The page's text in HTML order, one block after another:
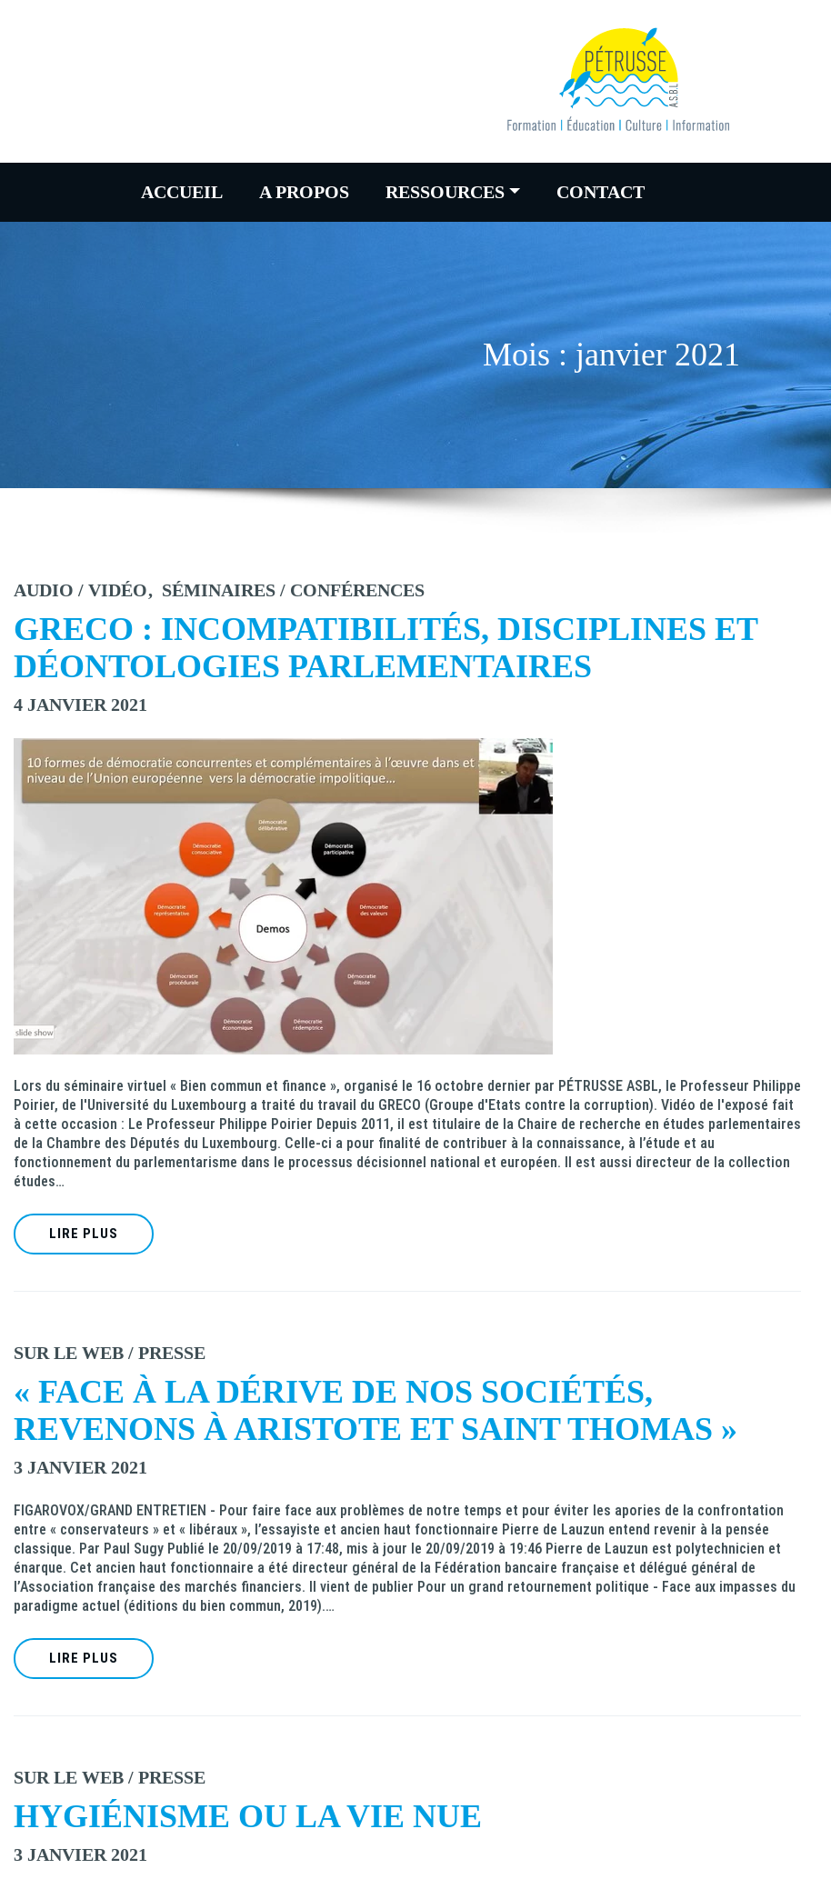
ACCUEIL A PROPOS RESSOURCES CONTACT
Mois :janvier 2021
AUDIO / VIDÉO SÉMINAIRES / CONFÉRENCES
GRECO : INCOMPATIBILITÉS, DISCIPLINES ET
DÉONTOLOGIES PARLEMENTAIRES
4 JANVIER 2021
Lors du séminaire virtuel « Bien commun et finance », organisé le 16 octobre dernier par PÉTRUSSE ASBL, le Professeur Philippe
Poirier, de l'Université du Luxembourg a traité du travail du GRECO (Groupe d'Etats contre la corruption). Vidéo de l'exposé fait
à cette occasion : Le Professeur Philippe Poirier Depuis 2011, il est titulaire de la Chaire de recherche en études parlementaires
de la Chambre des Députés du Luxembourg. Celle-ci a pour finalité de contribuer à la connaissance, à l’étude et au
fonctionnement du parlementarisme dans le processus décisionnel national et européen. Il est aussi directeur de la collection
études…
LIRE PLUS
SUR LE WEB / PRESSE
« FACE À LA DÉRIVE DE NOS SOCIÉTÉS,
REVENONS À ARISTOTE ET SAINT THOMAS »
3 JANVIER 2021
FIGAROVOX/GRAND ENTRETIEN - Pour faire face aux problèmes de notre temps et pour éviter les apories de la confrontation
entre « conservateurs » et « libéraux », l’essayiste et ancien haut fonctionnaire Pierre de Lauzun entend revenir à la pensée
classique. Par Paul Sugy Publié le 20/09/2019 à 17:48, mis à jour le 20/09/2019 à 19:46 Pierre de Lauzun est polytechnicien et
énarque. Cet ancien haut fonctionnaire a été directeur général de la Fédération bancaire française et délégué général de
l’Association française des marchés financiers. Il vient de publier Pour un grand retournement politique - Face aux impasses du
paradigme actuel (éditions du bien commun, 2019).…
LIRE PLUS
SUR LE WEB / PRESSE
HYGIÉNISME OU LA VIE NUE
3 JANVIER 2021